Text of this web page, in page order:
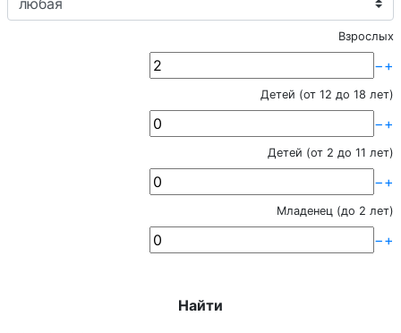
Взрослых
−+
Детей (от 12 до 18 лет)
−+
Детей (от 2 до 11 лет)
−+
Младенец (до 2 лет)
−+
Найти